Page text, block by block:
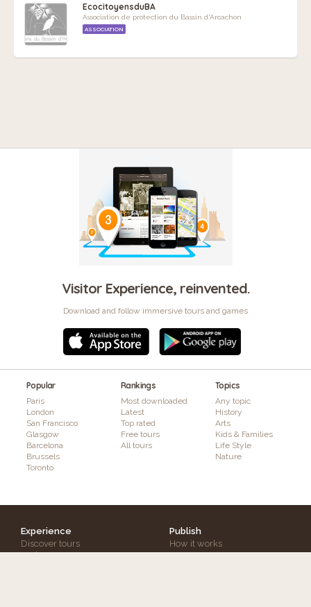
EcocitoyensduBA
Association de protection du Bassin d'Arcachon
ASSOCIATION
Visitor Experience, reinvented.
Download and follow immersive tours and games
Popular
Paris
London
San Francisco
Glasgow
Barcelona
Brussels
Toronto
Rankings
Most downloaded
Latest
Top rated
Free tours
All tours
Topics
Any topic
History
Arts
Kids & Families
Life Style
Nature
Experience
Discover tours
Authors
Publish
How it works
Features